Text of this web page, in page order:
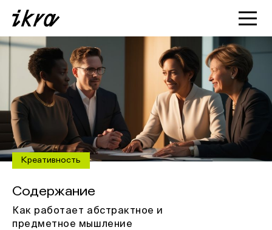
Познакомиться с ИКРОЙ
Креативность
Содержание
Как работает абстрактное и
предметное мышление